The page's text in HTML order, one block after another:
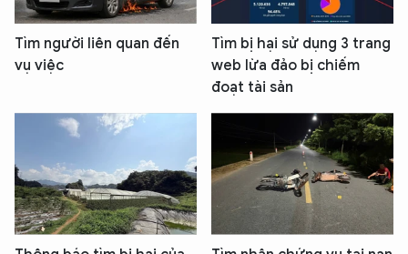
Tìm người liên quan đến
vụ việc
Tìm bị hại sử dụng 3 trang
web lừa đảo bị chiếm
đoạt tài sản